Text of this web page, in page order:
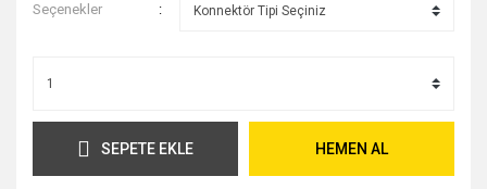
Seçenekler
SEPETE EKLE HEMEN AL